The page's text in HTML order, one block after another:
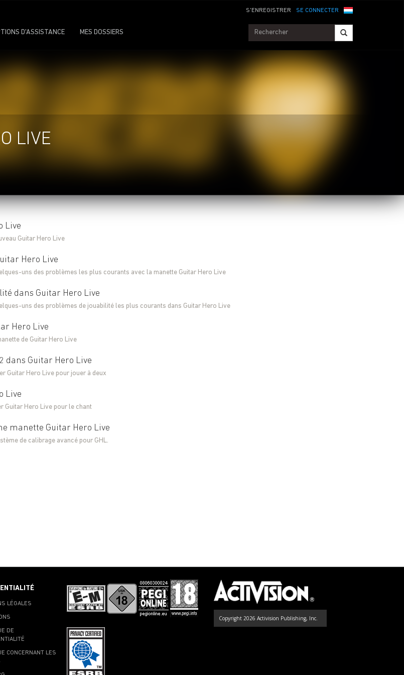
SE CONNECTER
S'ENREGISTRER
D'ASSISTANCE MES DOSSIERS
LIVE
Live
Guitar Hero Live
Hero Live
uns des problèmes les plus courants avec la manette Guitar Hero Live
dans Guitar Hero Live
uns des problèmes de jouabilité les plus courants dans Guitar Hero Live
Hero Live
de Guitar Hero Live
dans Guitar Hero Live
Guitar Hero Live pour jouer à deux
Live
Guitar Hero Live pour le chant
manette Guitar Hero Live
de calibrage avancé pour GHL.
LÉGALES
DE
CONCERNANT LES
Copyright 2026 Activision Publishing, Inc.